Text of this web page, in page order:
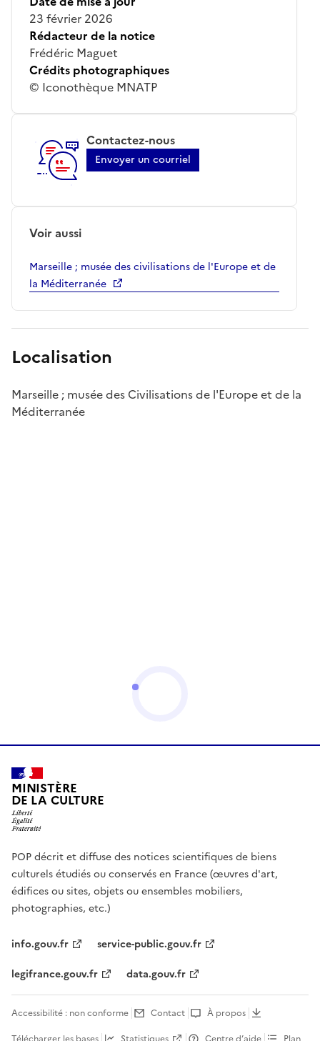
23 février 2026
Rédacteur de la notice
Frédéric Maguet
Crédits photographiques
© Iconothèque MNATP
Contactez-nous
Envoyer un courriel
Voir aussi
Marseille ; musée des civilisations de l'Europe et de
la Méditerranée
Localisation
Marseille ; musée des Civilisations de l'Europe et de la
Méditerranée
MINISTÈRE
DE LA CULTURE
POP décrit et diffuse des notices scientifiques de biens
culturels étudiés ou conservés en France (œuvres d'art,
édifices ou sites, objets ou ensembles mobiliers,
photographies, etc.)
info.gouv.fr
service-public.gouv.fr
legifrance.gouv.fr
data.gouv.fr
Accessibilité : non conforme Contact
À propos